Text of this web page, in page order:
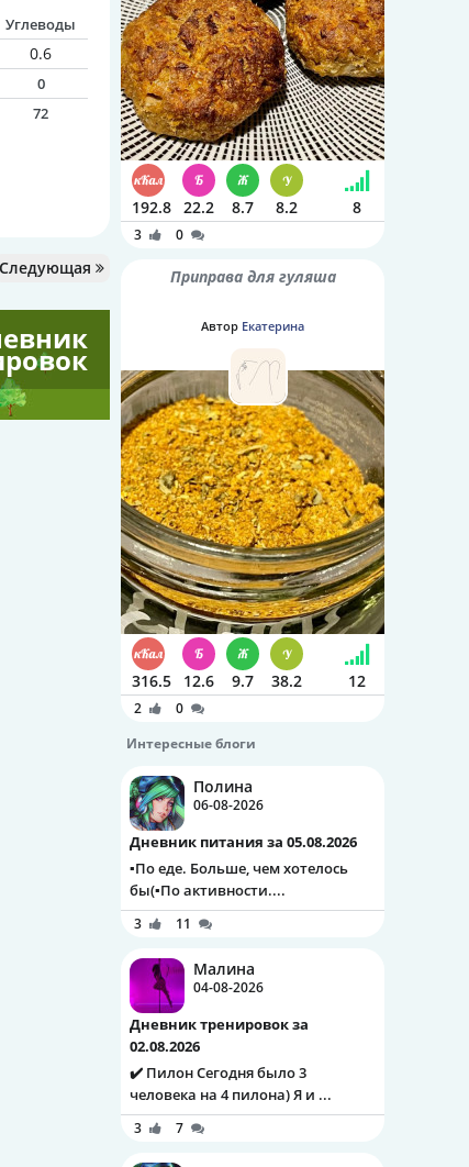
Углеводы
0.6
0
72
Следующая
192.8 22.2 8.7 8.2 8
3 0
Приправа для гуляша
Автор Екатерина
316.5 12.6 9.7 38.2 12
2
0
Интересные блоги
Полина
06-08-2026
Дневник питания за 05.08.2026
▪️По еде. Больше, чем хотелось
бы(▪️По активности....
3 11
Малина
04-08-2026
Дневник тренировок за
02.08.2026
✔️ Пилон Сегодня было 3
человека на 4 пилона) Я и ...
3 7